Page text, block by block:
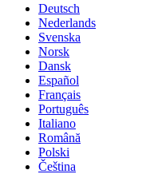
Deutsch
Nederlands
Svenska
Norsk
Dansk
Español
Français
Português
Italiano
Română
Polski
Čeština